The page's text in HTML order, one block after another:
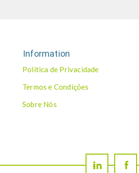
Information
Política de Privacidade
Termos e Condições
Sobre Nós